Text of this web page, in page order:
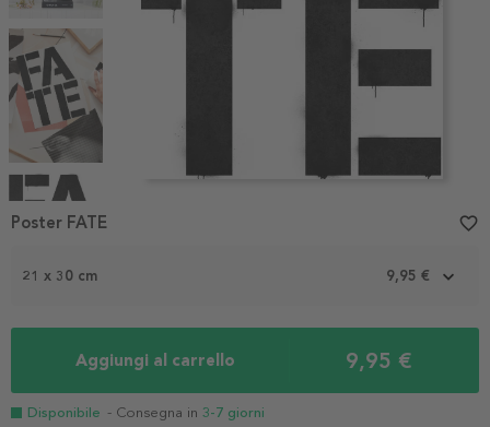
1
21 x 30 cm 9,95 €
Aggiungi al carrello 9,95 €
Disponibile - Consegna in 3-7 giorni
Poster FATE favorite_border